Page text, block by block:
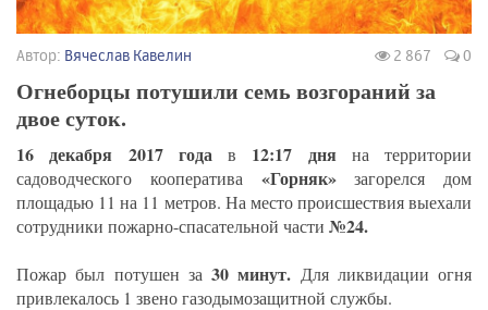
Автор: Вячеслав Кавелин 2 867 0
Огнеборцы потушили семь возгораний за
двое суток.
16 декабря 2017 года в 12:17 дняна территории
садоводческого кооператива «Горняк»загорелся дом
площадью 11 на 11 метров. На место происшествия выехали
сотрудники пожарно-спасательной части №24.
Пожар был потушен за 30 минут. Для ликвидации огня
привлекалось 1 звено газодымозащитной службы.